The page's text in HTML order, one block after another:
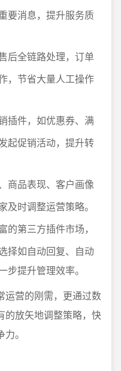
要消息，提升服务质
后全链路处理，订单
，节省大量人工操作
插件，如优惠券、满
起促销活动，提升转
商品表现、客户画像
时调整运营策略。
的第三方插件市场，
择如自动回复、自动
步提升管理效率。
运营的刚需，更通过数
的放矢地调整策略，快
。